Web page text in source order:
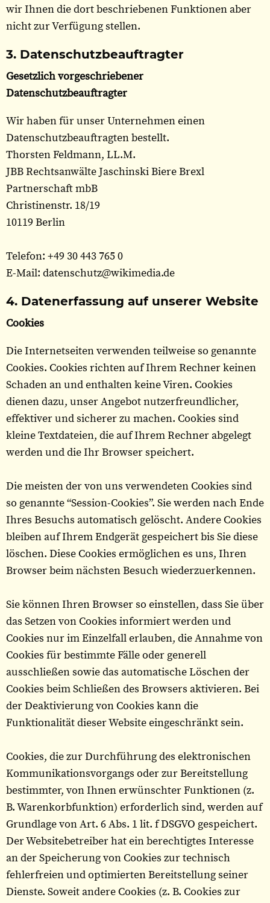
wir Ihnen die dort beschriebenen Funktionen aber
nicht zur Verfügung stellen.
3. Datenschutzbeauftragter
Gesetzlich vorgeschriebener
Datenschutzbeauftragter
Wir haben für unser Unternehmen einen
Datenschutzbeauftragten bestellt.
Thorsten Feldmann, LL.M.
JBB Rechtsanwälte Jaschinski Biere Brexl
Partnerschaft mbB
Christinenstr. 18/19
10119 Berlin
Telefon: +49 30 443 765 0
E-Mail: datenschutz@wikimedia.de
4. Datenerfassung auf unserer Website
Cookies
Die Internetseiten verwenden teilweise so genannte
Cookies. Cookies richten auf Ihrem Rechner keinen
Schaden an und enthalten keine Viren. Cookies
dienen dazu, unser Angebot nutzerfreundlicher,
effektiver und sicherer zu machen. Cookies sind
kleine Textdateien, die auf Ihrem Rechner abgelegt
werden und die Ihr Browser speichert.
Die meisten der von uns verwendeten Cookies sind
so genannte “Session-Cookies”. Sie werden nach Ende
Ihres Besuchs automatisch gelöscht. Andere Cookies
bleiben auf Ihrem Endgerät gespeichert bis Sie diese
löschen. Diese Cookies ermöglichen es uns, Ihren
Browser beim nächsten Besuch wiederzuerkennen.
Sie können Ihren Browser so einstellen, dass Sie über
das Setzen von Cookies informiert werden und
Cookies nur im Einzelfall erlauben, die Annahme von
Cookies für bestimmte Fälle oder generell
ausschließen sowie das automatische Löschen der
Cookies beim Schließen des Browsers aktivieren. Bei
der Deaktivierung von Cookies kann die
Funktionalität dieser Website eingeschränkt sein.
Cookies, die zur Durchführung des elektronischen
Kommunikationsvorgangs oder zur Bereitstellung
bestimmter, von Ihnen erwünschter Funktionen (z.
B. Warenkorbfunktion) erforderlich sind, werden auf
Grundlage von Art. 6 Abs. 1 lit. f DSGVO gespeichert.
Der Websitebetreiber hat ein berechtigtes Interesse
an der Speicherung von Cookies zur technisch
fehlerfreien und optimierten Bereitstellung seiner
Dienste. Soweit andere Cookies (z. B. Cookies zur